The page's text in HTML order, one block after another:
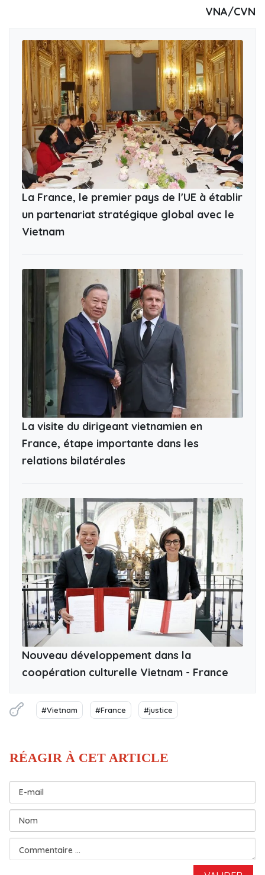
VNA/CVN
La France, le premier pays de l'UE à établir
un partenariat stratégique global avec le
Vietnam
La visite du dirigeant vietnamien en
France, étape importante dans les
relations bilatérales
Nouveau développement dans la
coopération culturelle Vietnam - France
#Vietnam #France #justice